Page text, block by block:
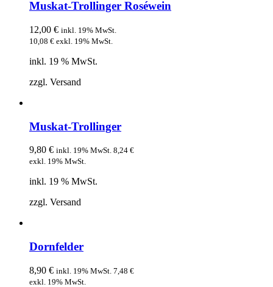
Muskat-Trollinger Roséwein
12,00 € inkl. 19% MwSt.
10,08 € exkl. 19% MwSt.
inkl. 19 % MwSt.
zzgl. Versand
Muskat-Trollinger
9,80 € inkl. 19% MwSt. 8,24 €
exkl. 19% MwSt.
inkl. 19 % MwSt.
zzgl. Versand
Dornfelder
8,90 € inkl. 19% MwSt. 7,48 €
exkl. 19% MwSt.